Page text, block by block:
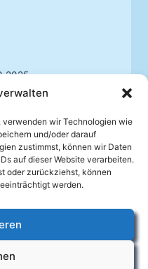
verwenden wir Technologien wie
und/oder darauf
zustimmst, können wir Daten
auf dieser Website verarbeiten.
oder zurückziehst, können
werden.
vom
e.V. und ihre